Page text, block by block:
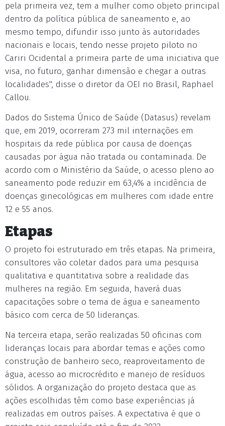
pela primeira vez, tem a mulher como objeto principal
dentro da política pública de saneamento e, ao
mesmo tempo, difundir isso junto às autoridades
nacionais e locais, tendo nesse projeto piloto no
Cariri Ocidental a primeira parte de uma iniciativa que
visa, no futuro, ganhar dimensão e chegar a outras
localidades", disse o diretor da OEI no Brasil, Raphael
Callou.
Dados do Sistema Único de Saúde (Datasus) revelam
que, em 2019, ocorreram 273 mil internações em
hospitais da rede pública por causa de doenças
causadas por água não tratada ou contaminada. De
acordo com o Ministério da Saúde, o acesso pleno ao
saneamento pode reduzir em 63,4% a incidência de
doenças ginecológicas em mulheres com idade entre
12 e 55 anos.
Etapas
O projeto foi estruturado em três etapas. Na primeira,
consultores vão coletar dados para uma pesquisa
qualitativa e quantitativa sobre a realidade das
mulheres na região. Em seguida, haverá duas
capacitações sobre o tema de água e saneamento
básico com cerca de 50 lideranças.
Na terceira etapa, serão realizadas 50 oficinas com
lideranças locais para abordar temas e ações como
construção de banheiro seco, reaproveitamento de
água, acesso ao microcrédito e manejo de resíduos
sólidos. A organização do projeto destaca que as
ações escolhidas têm como base experiências já
realizadas em outros países. A expectativa é que o